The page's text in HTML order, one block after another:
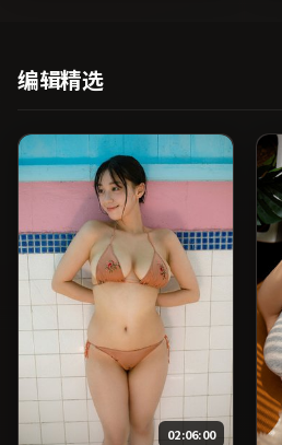
/ 2023年2月11日于澳大利亚
地区院线首映，网络平台同
人群。（国产影视资源大全
免费条目索引，支持片名与
演员交叉检索。）
编辑精选
02:06:00